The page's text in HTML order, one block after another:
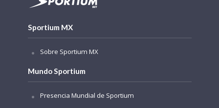
Sportium MX
Sobre Sportium MX
Mundo Sportium
Presencia Mundial de Sportium